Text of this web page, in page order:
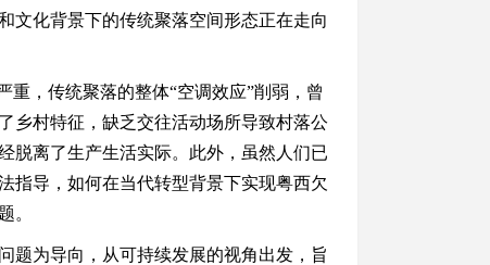
文化背景下的传统聚落空间形态正在走向
重，传统聚落的整体“空调效应”削弱，曾
乡村特征，缺乏交往活动场所导致村落公
脱离了生产生活实际。此外，虽然人们已
指导，如何在当代转型背景下实现粤西欠
。
题为导向，从可持续发展的视角出发，旨